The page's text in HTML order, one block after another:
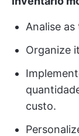
Analise
Organize
custo.